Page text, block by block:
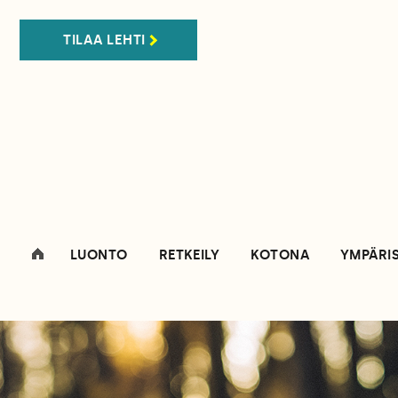
TILAA LEHTI
LUONTO RETKEILY KOTONA